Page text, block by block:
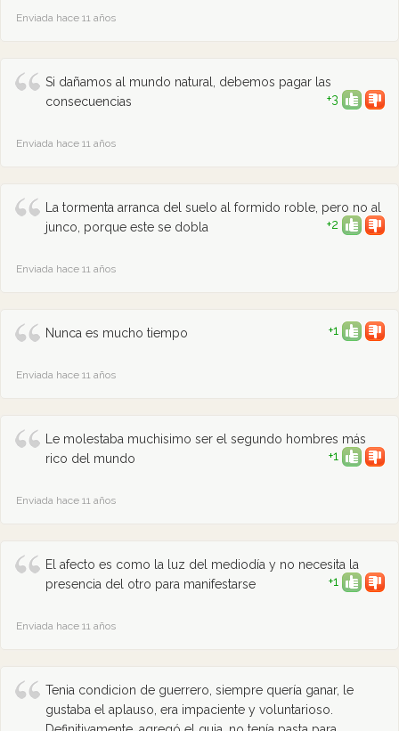
Enviada hace 11 años
Si dañamos al mundo natural, debemos pagar las
consecuencias
+3
Enviada hace 11 años
La tormenta arranca del suelo al formido roble, pero no al
junco, porque este se dobla
+2
Enviada hace 11 años
Nunca es mucho tiempo +1
Enviada hace 11 años
Le molestaba muchisimo ser el segundo hombres más
rico del mundo
+1
Enviada hace 11 años
El afecto es como la luz del mediodía y no necesita la
presencia del otro para manifestarse
+1
Enviada hace 11 años
Tenia condicion de guerrero, siempre quería ganar, le
gustaba el aplauso, era impaciente y voluntarioso.